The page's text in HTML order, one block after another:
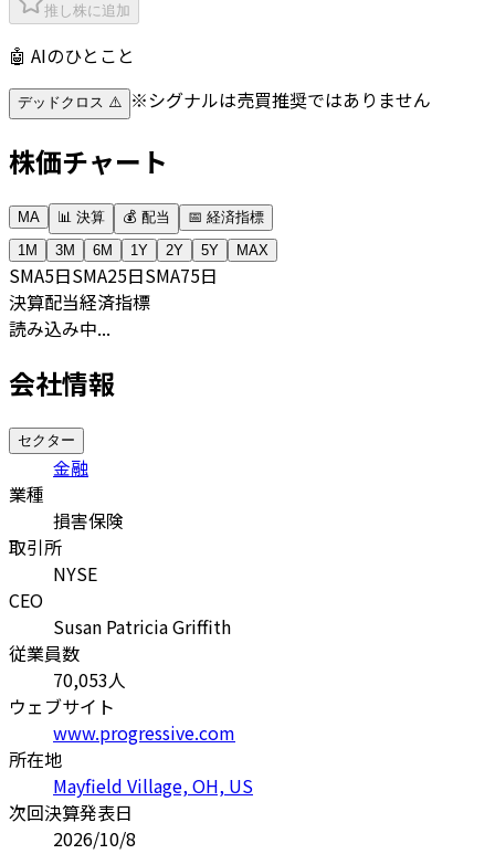
推し株に追加
🤖 AIのひとこと
デッドクロス ⚠️ ※シグナルは売買推奨ではありません
株価チャート
MA 📊 決算 💰 配当
📅 経済指標
1M
3M 6M 1Y 2Y 5Y MAX
SMA5日SMA25日SMA75日
決算配当経済指標
読み込み中...
会社情報
セクター
金融
業種
損害保険
取引所
NYSE
CEO
Susan Patricia Griffith
従業員数
70,053人
ウェブサイト
www.progressive.com
所在地
Mayfield Village, OH, US
次回決算発表日
2026/10/8